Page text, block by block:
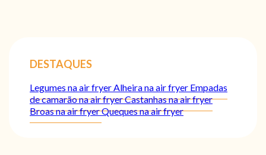
DESTAQUES
Legumes na air fryer Alheira na air fryer Empadas
de camarão na air fryerCastanhas na air fryer
Broas na air fryerQueques na air fryer